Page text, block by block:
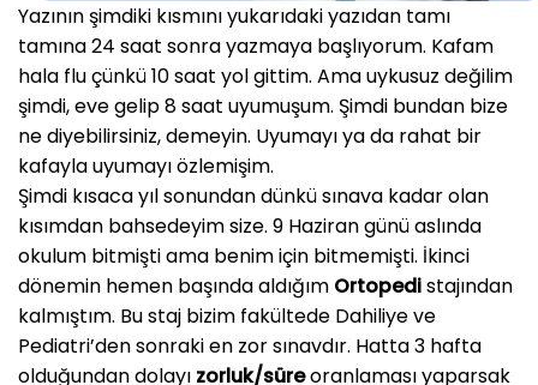
Yazının şimdiki kısmını yukarıdaki yazıdan tamı
tamına 24 saat sonra yazmaya başlıyorum. Kafam
hala flu çünkü 10 saat yol gittim. Ama uykusuz değilim
şimdi, eve gelip 8 saat uyumuşum. Şimdi bundan bize
ne diyebilirsiniz, demeyin. Uyumayı ya da rahat bir
kafayla uyumayı özlemişim.
Şimdi kısaca yıl sonundan dünkü sınava kadar olan
kısımdan bahsedeyim size. 9 Haziran günü aslında
okulum bitmişti ama benim için bitmemişti. İkinci
dönemin hemen başında aldığım Ortopedistajından
kalmıştım. Bu staj bizim fakültede Dahiliye ve
Pediatri’den sonraki en zor sınavdır. Hatta 3 hafta
olduğundan dolayı zorluk/süreoranlaması yaparsak